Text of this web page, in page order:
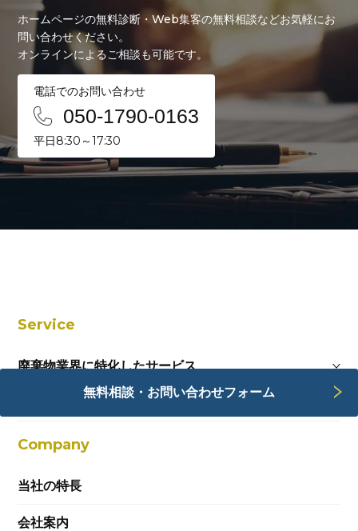
ホームページの無料診断・Web集客の無料相談などお気軽にお
問い合わせください。
オンラインによるご相談も可能です。
電話でのお問い合わせ
050-1790-0163
平日8:30～17:30
無料相談・お問い合わせフォーム
Service
廃棄物業界に特化したサービス
Webサービス
Company
当社の特長
会社案内